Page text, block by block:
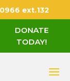
ext.132
DONATE
TODAY!